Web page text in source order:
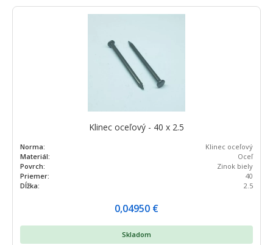
Klinec oceľový - 40 x 2.5
Norma:
Klinec oceľový
Materiál:
Oceľ
Povrch:
Zinok biely
Priemer:
40
Dĺžka:
2.5
0,04950 €
Skladom